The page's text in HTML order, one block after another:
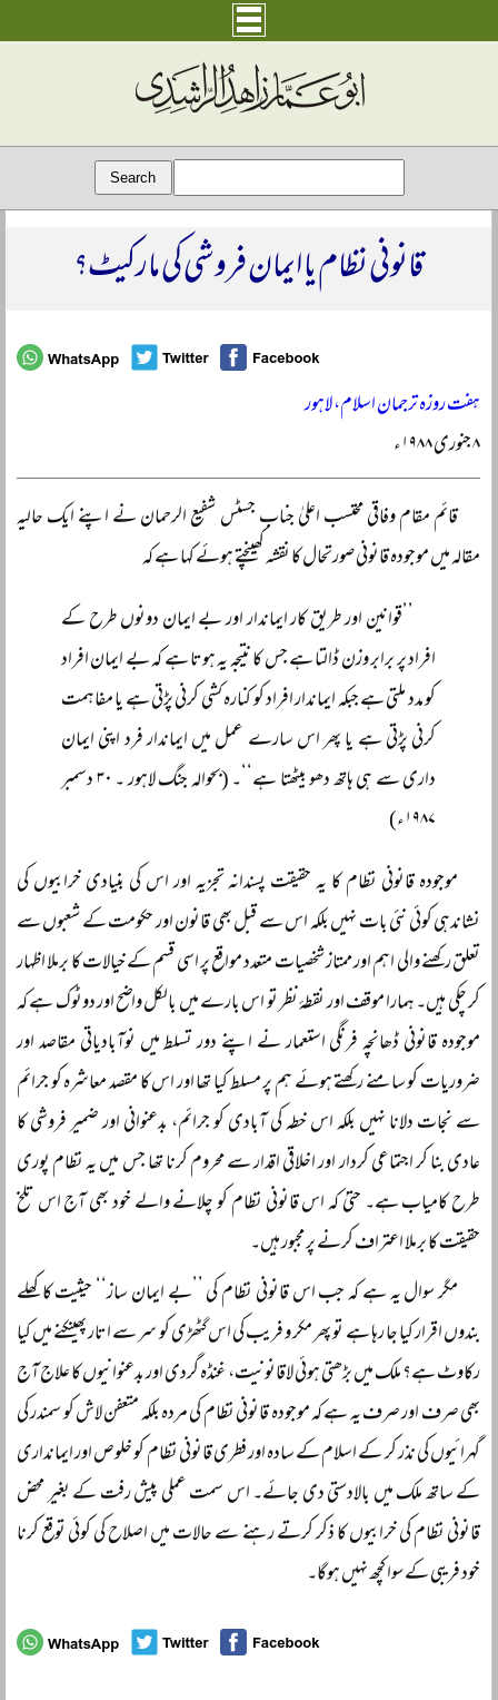
قانونی نظام یا ایمان فروشی کی مارکیٹ؟
ہفت روزہ ترجمان اسلام، لاہور
۸ جنوری ۱۹۸۸ء
قائم مقام وفاقی محتسب اعلیٰ جناب جسٹس شفیع الرحمان نے اپنے ایک حالیہ
مقالہ میں موجودہ قانونی صورتحال کا نقشہ کھینچتے ہوئے کہا ہے کہ
’’قوانین اور طریق کار ایماندار اور بے ایمان دونوں طرح کے
افراد پر برابر وزن ڈالتا ہے جس کا نتیجہ یہ ہوتا ہے کہ بے ایمان افراد
کو مدد ملتی ہے جبکہ ایماندار افراد کو کنارہ کشی کرنی پڑتی ہے یا مفاہمت
کرنی پڑتی ہے یا پھر اس سارے عمل میں ایماندار فرد اپنی ایمان
داری سے ہی ہاتھ دھو بیٹھتا ہے‘‘۔ (بحوالہ جنگ لاہور ۔ ۳۰ دسمبر
۱۹۸۷ء)
موجودہ قانونی نظام کا یہ حقیقت پسندانہ تجزیہ اور اس کی بنیادی خرابیوں کی
نشاندہی کوئی نئی بات نہیں بلکہ اس سے قبل بھی قانون اور حکومت کے شعبوں سے
تعلق رکھنے والی اہم اور ممتاز شخصیات متعدد مواقع پر اسی قسم کے خیالات کا برملا اظہار
کر چکی ہیں۔ ہمارا موقف اور نقطۂ نظر تو اس بارے میں بالکل واضح اور دوٹوک ہے کہ
موجودہ قانونی ڈھانچہ فرنگی استعمار نے اپنے دور تسلط میں نوآبادیاتی مقاصد اور
ضروریات کو سامنے رکھتے ہوئے ہم پر مسلط کیا تھا اور اس کا مقصد معاشرہ کو جرائم
سے نجات دلانا نہیں بلکہ اس خطہ کی آبادی کو جرائم، بدعنوانی اور ضمیر فروشی کا
عادی بنا کر اجتماعی کردار اور اخلاقی اقدار سے محروم کرنا تھا جس میں یہ نظام پوری
طرح کامیاب ہے۔ حتیٰ کہ اس قانونی نظام کو چلانے والے خود بھی آج اس تلخ
حقیقت کا برملا اعتراف کرنے پر مجبور ہیں۔
مگر سوال یہ ہے کہ جب اس قانونی نظام کی ’’بے ایمان ساز‘‘ حیثیت کا کھلے
بندوں اقرار کیا جا رہا ہے تو پھر مکر و فریب کی اس گٹھڑی کو سر سے اتار پھینکنے میں کیا
رکاوٹ ہے؟ ملک میں بڑھتی ہوئی لاقانونیت، غنڈہ گردی اور بدعنوانیوں کا علاج آج
بھی صرف اور صرف یہ ہے کہ موجودہ قانونی نظام کی مردہ بلکہ متعفن لاش کو سمندر کی
گہرائیوں کی نذر کر کے اسلام کے سادہ اور فطری قانونی نظام کو خلوص اور ایمانداری
کے ساتھ ملک میں بالادستی دی جائے۔ اس سمت عملی پیش رفت کے بغیر محض
قانونی نظام کی خرابیوں کا ذکر کرتے رہنے سے حالات میں اصلاح کی کوئی توقع کرنا
خود فریبی کے سوا کچھ نہیں ہوگا۔